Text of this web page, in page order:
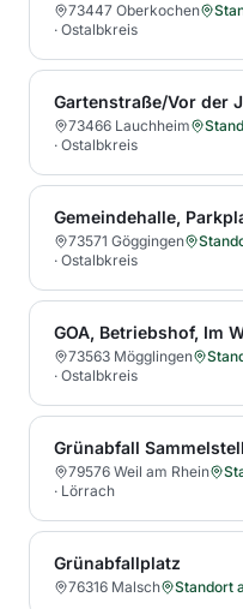
73447 Oberkochen
· Ostalbkreis
Gartenstraße/Vor der
73466 Lauchheim
· Ostalbkreis
Gemeindehalle,
73571 Göggingen
· Ostalbkreis
GOA, Betriebshof, Im
73563 Mögglingen
· Ostalbkreis
Grünabfall
79576 Weil am Rhein
· Lörrach
Grünabfallplatz
76316 Malsch Standort